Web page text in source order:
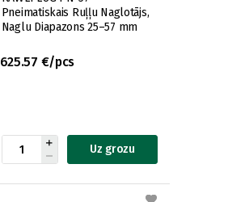
Pneimatiskais Ruļļu Naglotājs,
Naglu Diapazons 25–57 mm
625.57 €/pcs
Uz grozu